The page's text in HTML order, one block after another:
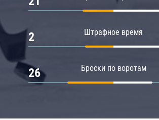
Штрафное время
2
Броски по воротам
26